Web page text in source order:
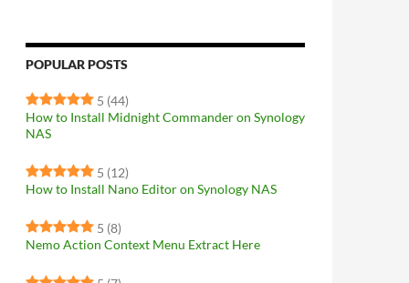
POPULAR POSTS
5 (44)
How to Install Midnight Commander on Synology
NAS
5 (12)
How to Install Nano Editor on Synology NAS
5 (8)
Nemo Action Context Menu Extract Here